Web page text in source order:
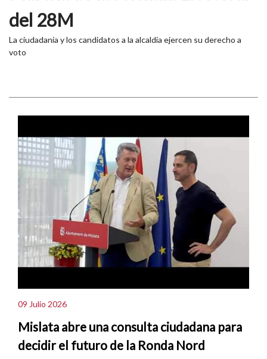
del 28M
La ciudadanía y los candidatos a la alcaldía ejercen su derecho a
voto
09 Julio 2026
Mislata abre una consulta ciudadana para
decidir el futuro de la Ronda Nord